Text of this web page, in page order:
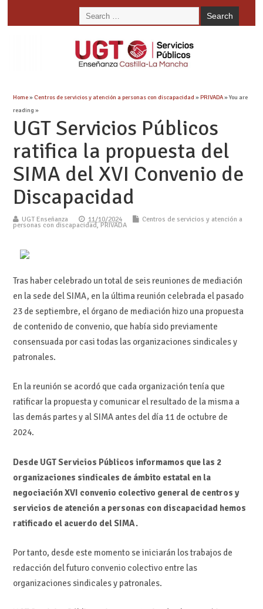
Home» Centros de servicios y atención a personas con discapacidad »PRIVADA» You are
reading »
UGT Servicios Públicos
ratifica la propuesta del
SIMA del XVI Convenio de
Discapacidad
UGT Enseñanza 11/10/2024 Centros de servicios y atención a
personas con discapacidad,PRIVADA
Tras haber celebrado un total de seis reuniones de mediación
en la sede del SIMA, en la última reunión celebrada el pasado
23 de septiembre, el órgano de mediación hizo una propuesta
de contenido de convenio, que había sido previamente
consensuada por casi todas las organizaciones sindicales y
patronales.
En la reunión se acordó que cada organización tenía que
ratificar la propuesta y comunicar el resultado de la misma a
las demás partes y al SIMA antes del día 11 de octubre de
2024.
Desde UGT Servicios Públicos informamos que las 2
organizaciones sindicales de ámbito estatal en la
negociación XVI convenio colectivo general de centros y
servicios de atención a personas con discapacidad hemos
ratificado el acuerdo del SIMA.
Por tanto, desde este momento se iniciarán los trabajos de
redacción del futuro convenio colectivo entre las
organizaciones sindicales y patronales.